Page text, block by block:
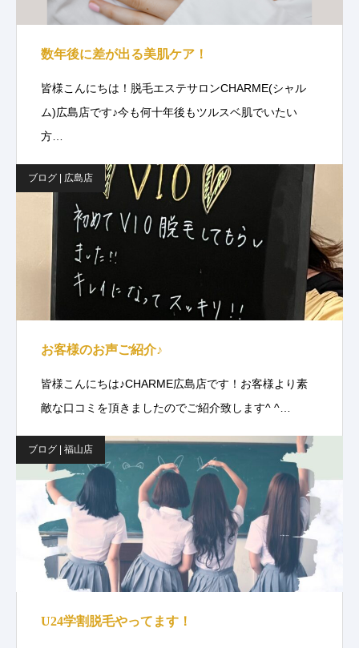
数年後に差が出る美肌ケア！
皆様こんにちは！脱毛エステサロンCHARME(シャル
ム)広島店です♪今も何十年後もツルスベ肌でいたい
方…
ブログ | 広島店
お客様のお声ご紹介♪
皆様こんにちは♪CHARME広島店です！お客様より素
敵な口コミを頂きましたのでご紹介致します^ ^…
ブログ | 福山店
U24学割脱毛やってます！